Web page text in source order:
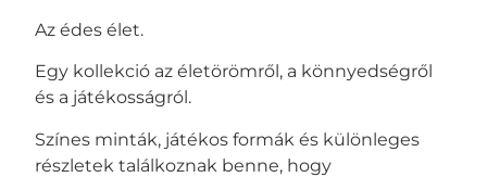
Az édes élet.
Egy kollekció az életörömről, a könnyedségről
és a játékosságról.
Színes minták, játékos formák és különleges
részletek találkoznak benne, hogy